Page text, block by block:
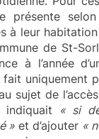
présente
à leur
de St-
à l’année
uniquement
sujet de
« si
» et d’ajouter «